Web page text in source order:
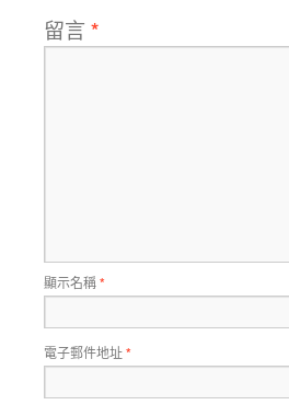
留言 *
顯示名稱*
電子郵件地址*